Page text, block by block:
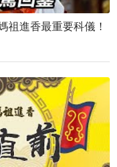
祖進香最重要科儀！